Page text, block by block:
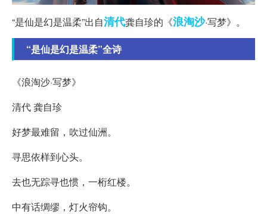
“是仙是幻是温柔”出自清代龚自珍的《浪淘沙·写梦》。
“是仙是幻是温柔”全诗
《浪淘沙·写梦》
清代 龚自珍
好梦最难留，吹过仙洲。
寻思依样到心头。
去也无踪寻也惯，一桁红楼。
中有话绸缪，灯火帘钩。